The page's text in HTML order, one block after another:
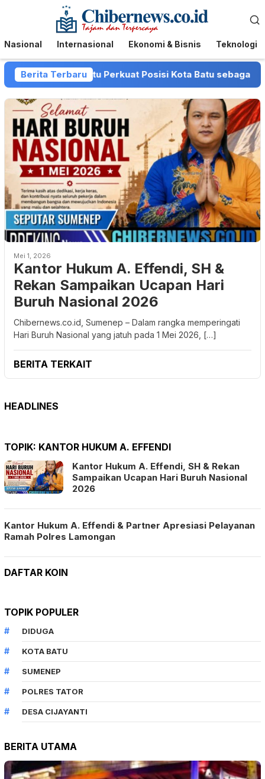
Menu
Mobile
Nasional Internasional Ekonomi & Bisnis Teknologi
Berita Terbaru
Pemkot Batu Perkuat Posisi Kota Batu sebagai
Mei 1, 2026
Kantor Hukum A. Effendi, SH &
Rekan Sampaikan Ucapan Hari
Buruh Nasional 2026
Chibernews.co.id, Sumenep – Dalam rangka memperingati
Hari Buruh Nasional yang jatuh pada 1 Mei 2026, […]
BERITA TERKAIT
HEADLINES
TOPIK: KANTOR HUKUM A. EFFENDI
Kantor Hukum A. Effendi, SH & Rekan
Sampaikan Ucapan Hari Buruh Nasional
2026
Kantor Hukum A. Effendi & Partner Apresiasi Pelayanan
Ramah Polres Lamongan
DAFTAR KOIN
TOPIK POPULER
DIDUGA
KOTA BATU
SUMENEP
POLRES TATOR
DESA CIJAYANTI
BERITA UTAMA